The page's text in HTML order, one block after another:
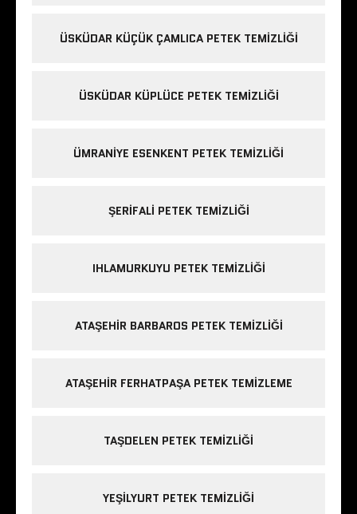
ÜSKÜDAR KÜÇÜK ÇAMLICA PETEK TEMIZLIĞI
ÜSKÜDAR KÜPLÜCE PETEK TEMIZLIĞI
ÜMRANIYE ESENKENT PETEK TEMIZLIĞI
ŞERIFALI PETEK TEMIZLIĞI
IHLAMURKUYU PETEK TEMIZLIĞI
ATAŞEHIR BARBAROS PETEK TEMIZLIĞI
ATAŞEHIR FERHATPAŞA PETEK TEMIZLEME
TAŞDELEN PETEK TEMIZLIĞI
YEŞILYURT PETEK TEMIZLIĞI